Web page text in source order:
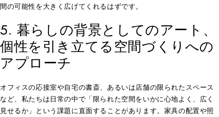
間の可能性を大きく広げてくれるはずです。
5. 暮らしの背景としてのアート、
個性を引き立てる空間づくりへの
アプローチ
オフィスの応接室や自宅の書斎、あるいは店舗の限られたスペース
など、私たちは日常の中で「限られた空間をいかに心地よく、広く
見せるか」という課題に直面することがあります。家具の配置や照